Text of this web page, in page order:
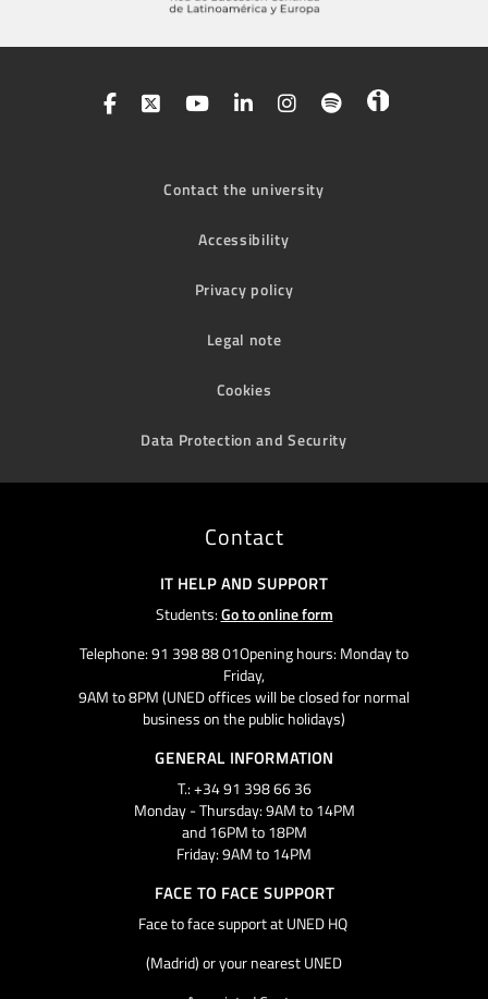
Contact the university
Accessibility
Privacy policy
Legal note
Cookies
Data Protection and Security
Contact
IT HELP AND SUPPORT
Students:Go to online form
Telephone: 91 398 88 01Opening hours: Monday to
Friday,
9AM to 8PM (UNED offices will be closed for normal
business on the public holidays)
GENERAL INFORMATION
T.: +34 91 398 66 36
Monday - Thursday: 9AM to 14PM
and 16PM to 18PM
Friday: 9AM to 14PM
FACE TO FACE SUPPORT
Face to face support at UNED HQ
(Madrid) or your nearest UNED